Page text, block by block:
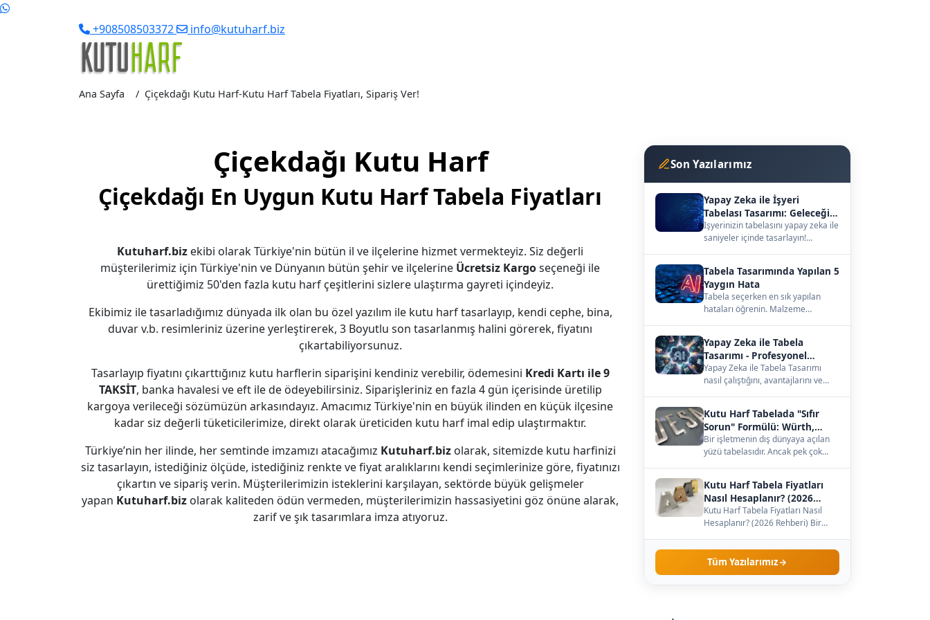
+908508503372 info@kutuharf.biz
Ana Sayfa Çiçekdağı Kutu Harf-Kutu Harf Tabela Fiyatları, Sipariş Ver!
Çiçekdağı Kutu Harf
Çiçekdağı En Uygun Kutu Harf Tabela Fiyatları
Kutuharf.biz ekibi olarak Türkiye'nin bütün il ve ilçelerine hizmet vermekteyiz. Siz değerli
müşterilerimiz için Türkiye'nin ve Dünyanın bütün şehir ve ilçelerine Ücretsiz Kargoseçeneği ile
ürettiğimiz 50'den fazla kutu harf çeşitlerini sizlere ulaştırma gayreti içindeyiz.
Ekibimiz ile tasarladığımız dünyada ilk olan bu özel yazılım ile kutu harf tasarlayıp, kendi cephe, bina,
duvar v.b. resimleriniz üzerine yerleştirerek, 3 Boyutlu son tasarlanmış halini görerek, fiyatını
çıkartabiliyorsunuz.
Tasarlayıp fiyatını çıkarttığınız kutu harflerin siparişini kendiniz verebilir, ödemesini Kredi Kartı ile 9
TAKSİT, banka havalesi ve eft ile de ödeyebilirsiniz. Siparişleriniz en fazla 4 gün içerisinde üretilip
kargoya verileceği sözümüzün arkasındayız. Amacımız Türkiye'nin en büyük ilinden en küçük ilçesine
kadar siz değerli tüketicilerimize, direkt olarak üreticiden kutu harf imal edip ulaştırmaktır.
Türkiye’nin her ilinde, her semtinde imzamızı atacağımız Kutuharf.bizolarak, sitemizde kutu harfinizi
siz tasarlayın, istediğiniz ölçüde, istediğiniz renkte ve fiyat aralıklarını kendi seçimlerinize göre, fiyatınızı
çıkartın ve sipariş verin. Müşterilerimizin isteklerini karşılayan, sektörde büyük gelişmeler
yapan Kutuharf.biz olarak kaliteden ödün vermeden, müşterilerimizin hassasiyetini göz önüne alarak,
zarif ve şık tasarımlara imza atıyoruz.
Son Yazılarımız
Yapay Zeka ile İşyeri
Tabelası Tasarımı: Geleceğin
Vitrini
İşyerinizin tabelasını yapay zeka ile
saniyeler içinde tasarlayın!
Tabela Tasarımında Yapılan 5
Yaygın Hata
Tabela seçerken en sık yapılan
hataları öğrenin. Malzeme
Yapay Zeka ile Tabela
Tasarımı - Profesyonel
Kılavuz
Yapay Zeka ile Tabela Tasarımı
nasıl çalıştığını, avantajlarını ve
Kutu Harf Tabelada "Sıfır
Sorun" Formülü: Würth,
Meanwell ve Samsung İş
Birliği
Bir işletmenin dış dünyaya açılan
yüzü tabelasıdır. Ancak pek çok
Kutu Harf Tabela Fiyatları
Nasıl Hesaplanır? (2026
Rehberi)
Kutu Harf Tabela Fiyatları Nasıl
Hesaplanır? (2026 Rehberi) Bir
yaptırmaya karar…
Tüm Yazılarımız